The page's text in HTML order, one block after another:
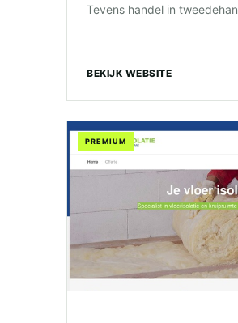
Tevens handel in
BEKIJK WEBSITE
PREMIUM